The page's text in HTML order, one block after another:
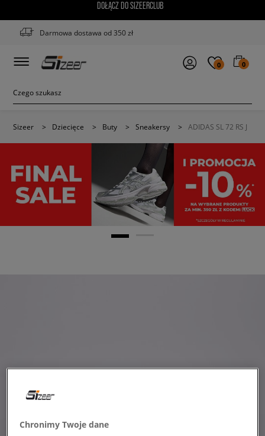
DOŁĄCZ DO SIZEERCLUB
Darmowa dostawa od 350 zł
0 0
Sizeer > Dziecięce > Buty > Sneakersy > ADIDAS SL 72 RS J
Chronimy Twoje dane